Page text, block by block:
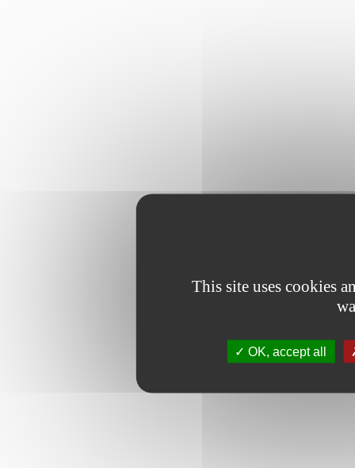
This site uses cookies
OK, accept all